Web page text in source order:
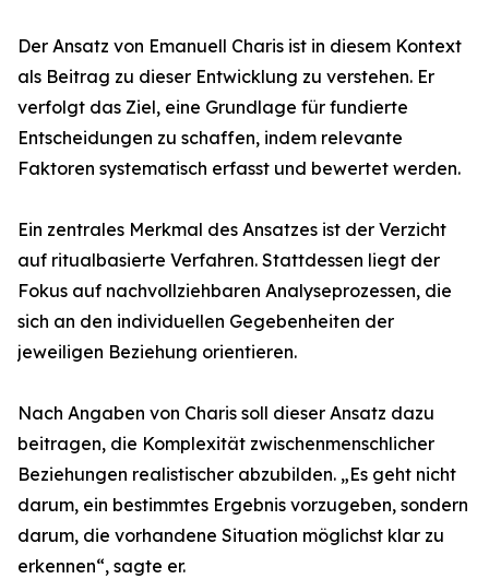
Der Ansatz von Emanuell Charis ist in diesem Kontext
als Beitrag zu dieser Entwicklung zu verstehen. Er
verfolgt das Ziel, eine Grundlage für fundierte
Entscheidungen zu schaffen, indem relevante
Faktoren systematisch erfasst und bewertet werden.
Ein zentrales Merkmal des Ansatzes ist der Verzicht
auf ritualbasierte Verfahren. Stattdessen liegt der
Fokus auf nachvollziehbaren Analyseprozessen, die
sich an den individuellen Gegebenheiten der
jeweiligen Beziehung orientieren.
Nach Angaben von Charis soll dieser Ansatz dazu
beitragen, die Komplexität zwischenmenschlicher
Beziehungen realistischer abzubilden. „Es geht nicht
darum, ein bestimmtes Ergebnis vorzugeben, sondern
darum, die vorhandene Situation möglichst klar zu
erkennen“, sagte er.